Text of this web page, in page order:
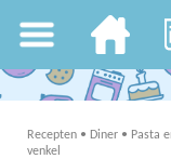
Recepten • Diner • Pasta
venkel